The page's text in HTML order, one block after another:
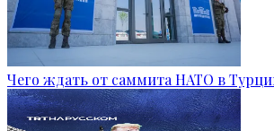
Чего ждать от саммита НАТО в